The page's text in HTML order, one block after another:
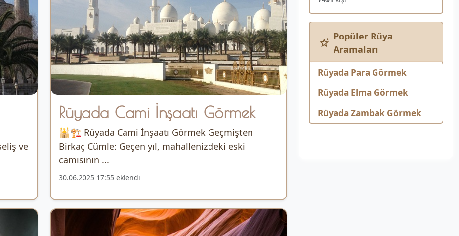
ve
Rüyada Cami İnşaatı Görmek
🕌🏗️ Rüyada Cami İnşaatı Görmek Geçmişten
Birkaç Cümle: Geçen yıl, mahallenizdeki eski
camisinin ...
30.06.2025 17:55 eklendi
Popüler Rüya
Aramaları
Rüyada Para Görmek
Rüyada Elma Görmek
Rüyada Zambak Görmek